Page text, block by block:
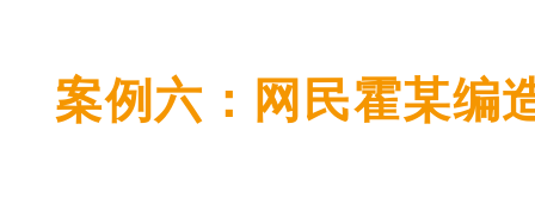
案例六：网民霍某编